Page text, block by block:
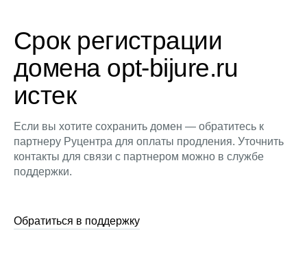
Срок регистрации
домена opt-bijure.ru
истек
Если вы хотите сохранить домен — обратитесь к
партнеру Руцентра для оплаты продления. Уточнить
контакты для связи с партнером можно в службе
поддержки.
Обратиться в поддержку